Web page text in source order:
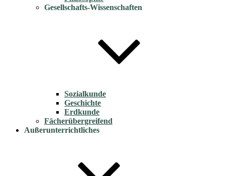
Gesellschafts-Wissenschaften
Sozialkunde
Geschichte
Erdkunde
Fächerübergreifend
Außerunterrichtliches